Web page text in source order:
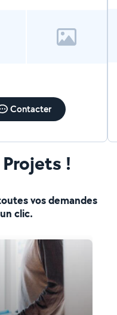
Contacter
!
vos demandes
clic.